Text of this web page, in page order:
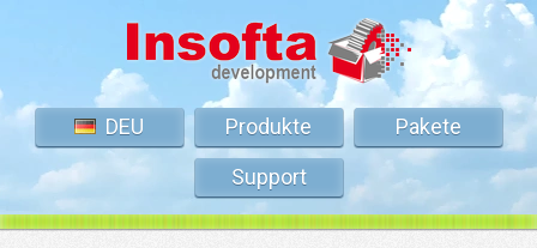
DEU Produkte
Pakete
Support